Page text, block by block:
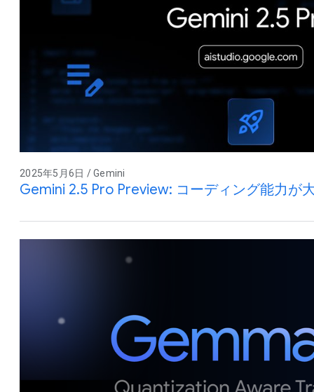
2025年5月6日 / Gemini
Gemini 2.5 Pro Preview: コーディング能力が